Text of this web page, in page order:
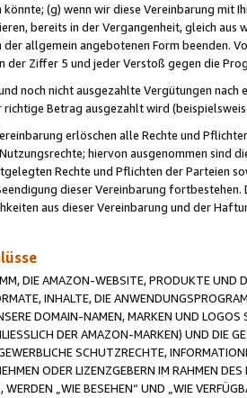
(g) wenn wir diese Vereinbarung mit
bereits in der Vergangenheit, gleich
allgemein angebotenen Form beenden.
der Ziffer 5 und jeder Verstoß gegen die
noch nicht ausgezahlte Vergütungen
richtige Betrag ausgezahlt wird
erlöschen alle Rechte und
hiervon ausgenommen sind
Rechte und Pflichten der Parteien
dieser Vereinbarung
aus dieser Vereinbarung und der
DIE AMAZON-WEBSITE, PRODUKTE UND
INHALTE, DIE
DOMAIN-NAMEN, MARKEN UND
DER AMAZON-MARKEN) UND DIE
SCHUTZRECHTE,
ODER LIZENZGEBERN IM RAHMEN
WERDEN „WIE BESEHEN“ UND „WIE